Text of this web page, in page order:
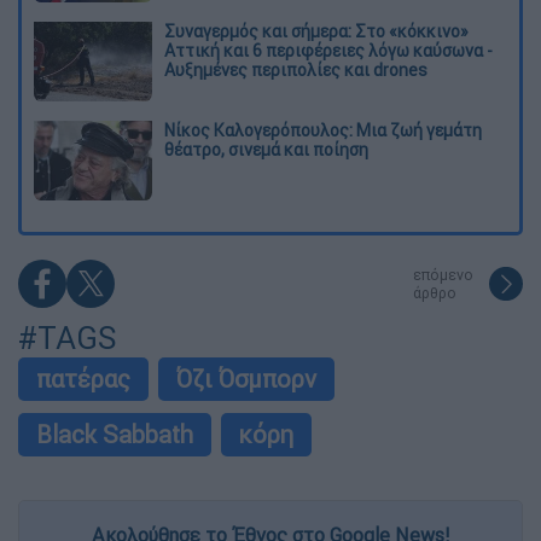
Συναγερμός και σήμερα: Στο «κόκκινο»
Αττική και 6 περιφέρειες λόγω καύσωνα -
Αυξημένες περιπολίες και drones
Νίκος Καλογερόπουλος: Μια ζωή γεμάτη
θέατρο, σινεμά και ποίηση
επόμενο
άρθρο
#TAGS
πατέρας
Όζι Όσμπορν
Black Sabbath
κόρη
Ακολούθησε το Έθνος στο Google News!